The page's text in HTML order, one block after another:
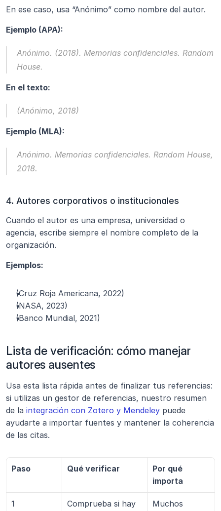
En ese caso, usa “Anónimo” como nombre del autor.
Ejemplo (APA):
Anónimo. (2018). Memorias confidenciales. Random
House.
En el texto:
(Anónimo, 2018)
Ejemplo (MLA):
Anónimo. Memorias confidenciales. Random House,
2018.
4. Autores corporativos o institucionales
Cuando el autor es una empresa, universidad o
agencia, escribe siempre el nombre completo de la
organización.
Ejemplos:
(Cruz Roja Americana, 2022)
(NASA, 2023)
(Banco Mundial, 2021)
Lista de verificación: cómo manejar
autores ausentes
Usa esta lista rápida antes de finalizar tus referencias:
si utilizas un gestor de referencias, nuestro resumen
de la integración con Zotero y Mendeley puede
ayudarte a importar fuentes y mantener la coherencia
de las citas.
Paso Qué verificar
Por qué
importa
1
Comprueba si hay
Muchos